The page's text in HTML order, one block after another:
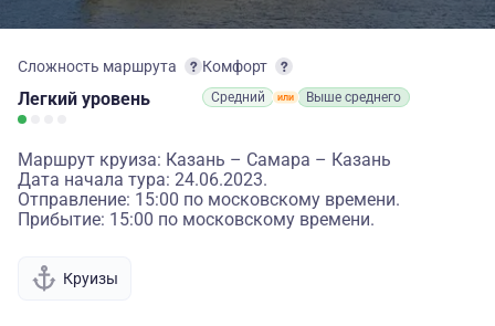
Сложность маршрута
Легкий уровень
Комфорт
Средний Выше среднего
Маршрут круиза: Казань – Самара – Казань
Дата начала тура: 24.06.2023.
Отправление: 15:00 по московскому времени.
Прибытие: 15:00 по московскому времени.
Круизы